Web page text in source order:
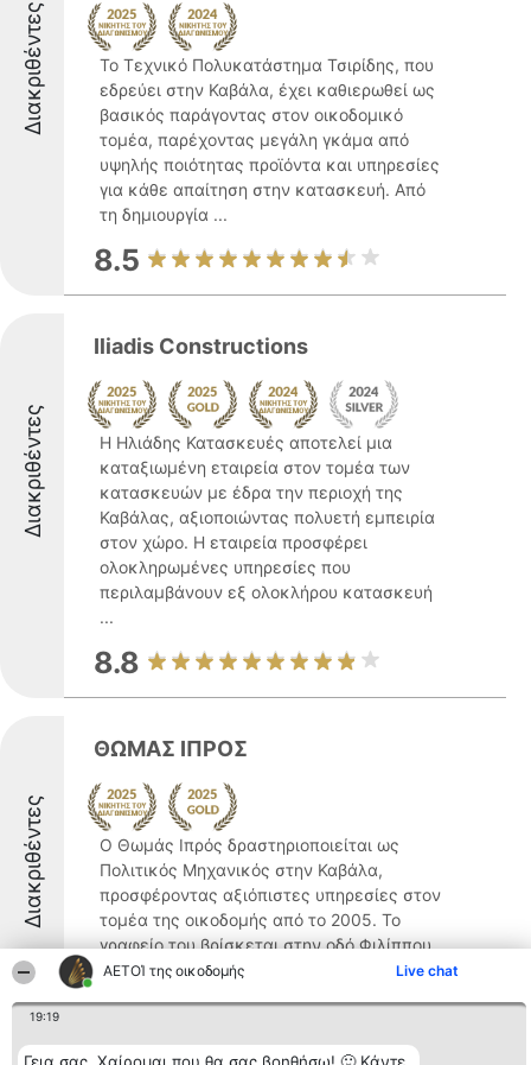
ΑΕΤΟΊ της οικοδομής Live chat
19:19
Διακριθέντες
Το Τεχνικό Πολυκατάστημα Τσιρίδης, που
εδρεύει στην Καβάλα, έχει καθιερωθεί ως
βασικός παράγοντας στον οικοδομικό
τομέα, παρέχοντας μεγάλη γκάμα από
υψηλής ποιότητας προϊόντα και υπηρεσίες
για κάθε απαίτηση στην κατασκευή. Από
τη δημιουργία ...
8.5
Διακριθέντες
Iliadis Constructions
Η Ηλιάδης Κατασκευές αποτελεί μια
καταξιωμένη εταιρεία στον τομέα των
κατασκευών με έδρα την περιοχή της
Καβάλας, αξιοποιώντας πολυετή εμπειρία
στον χώρο. Η εταιρεία προσφέρει
ολοκληρωμένες υπηρεσίες που
περιλαμβάνουν εξ ολοκλήρου κατασκευή
...
8.8
Διακριθέντες
ΘΩΜΑΣ ΙΠΡΟΣ
Ο Θωμάς Ιπρός δραστηριοποιείται ως
Πολιτικός Μηχανικός στην Καβάλα,
προσφέροντας αξιόπιστες υπηρεσίες στον
τομέα της οικοδομής από το 2005. Το
γραφείο του βρίσκεται στην οδό Φιλίππου
16 και διακρίνεται για την εξειδίκευσή του
8.8